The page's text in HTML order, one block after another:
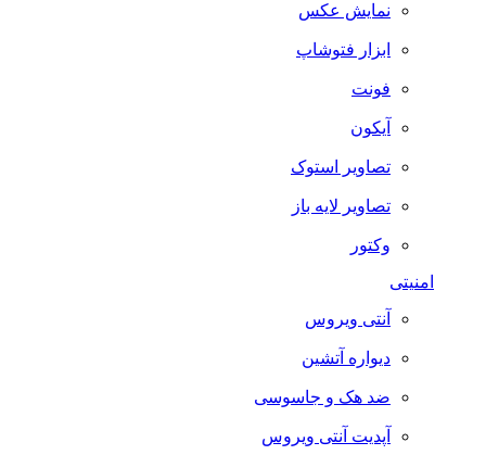
نمایش عکس
ابزار فتوشاپ
فونت
آیکون
تصاویر استوک
تصاویر لایه باز
وکتور
امنیتی
آنتی ویروس
دیواره آتشین
ضد هک و جاسوسی
آپدیت آنتی ویروس